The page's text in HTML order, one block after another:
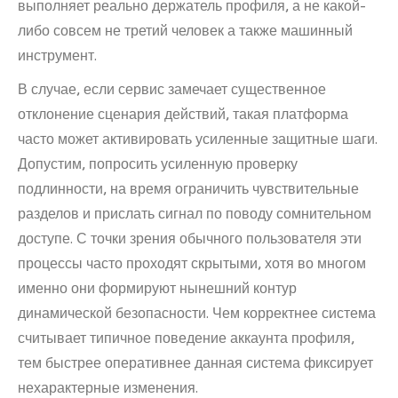
выполняет реально держатель профиля, а не какой-
либо совсем не третий человек а также машинный
инструмент.
В случае, если сервис замечает существенное
отклонение сценария действий, такая платформа
часто может активировать усиленные защитные шаги.
Допустим, попросить усиленную проверку
подлинности, на время ограничить чувствительные
разделов и прислать сигнал по поводу сомнительном
доступе. С точки зрения обычного пользователя эти
процессы часто проходят скрытыми, хотя во многом
именно они формируют нынешний контур
динамической безопасности. Чем корректнее система
считывает типичное поведение аккаунта профиля,
тем быстрее оперативнее данная система фиксирует
нехарактерные изменения.